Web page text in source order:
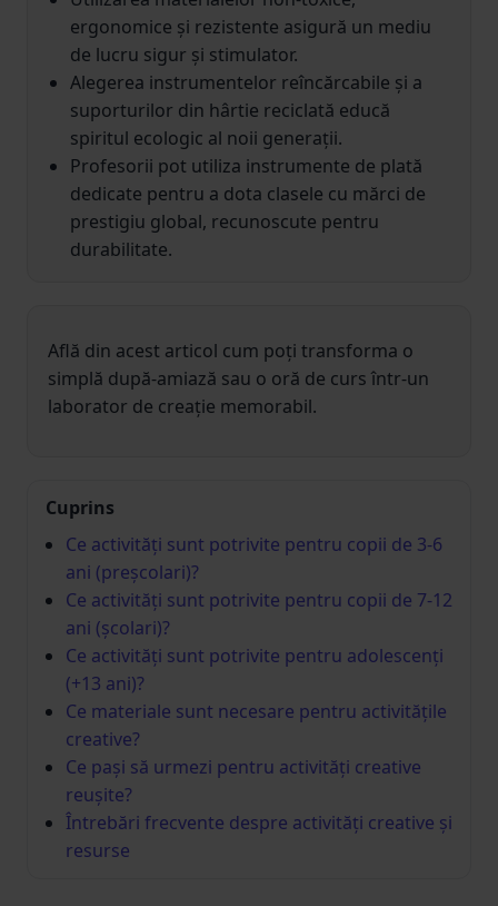
ergonomice și rezistente asigură un mediu
de lucru sigur și stimulator.
Alegerea instrumentelor reîncărcabile și a
suporturilor din hârtie reciclată educă
spiritul ecologic al noii generații.
Profesorii pot utiliza instrumente de plată
dedicate pentru a dota clasele cu mărci de
prestigiu global, recunoscute pentru
durabilitate.
Află din acest articol cum poți transforma o
simplă după-amiază sau o oră de curs într-un
laborator de creație memorabil.
Cuprins
Ce activități sunt potrivite pentru copii de 3-6
ani (preșcolari)?
Ce activități sunt potrivite pentru copii de 7-12
ani (școlari)?
Ce activități sunt potrivite pentru adolescenți
(+13 ani)?
Ce materiale sunt necesare pentru activitățile
creative?
Ce pași să urmezi pentru activități creative
reușite?
Întrebări frecvente despre activități creative și
resurse